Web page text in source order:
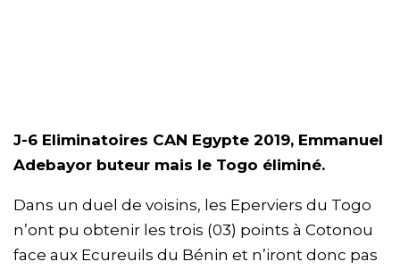
J-6 Eliminatoires CAN Egypte 2019, Emmanuel
Adebayor buteur mais le Togo éliminé.
Dans un duel de voisins, les Eperviers du Togo
n’ont pu obtenir les trois (03) points à Cotonou
face aux Ecureuils du Bénin et n’iront donc pas